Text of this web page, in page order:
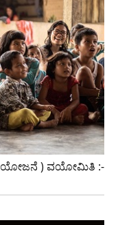
ಯೋಜನೆ ) ವಯೋಮಿತಿ :-